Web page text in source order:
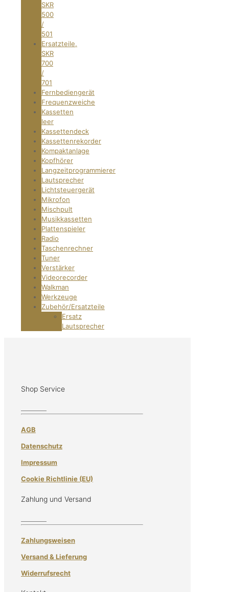
SKR
500
/
501
Ersatzteile,
SKR
700
/
701
Fernbediengerät
Frequenzweiche
Kassetten
leer
Kassettendeck
Kassettenrekorder
Kompaktanlage
Kopfhörer
Langzeitprogrammierer
Lautsprecher
Lichtsteuergerät
Mikrofon
Mischpult
Musikkassetten
Plattenspieler
Radio
Taschenrechner
Tuner
Verstärker
Videorecorder
Walkman
Werkzeuge
Zubehör/Ersatzteile
Ersatz
Lautsprecher
Shop Service
AGB
Datenschutz
Impressum
Cookie Richtlinie (EU)
Zahlung und Versand
Zahlungsweisen
Versand & Lieferung
Widerrufsrecht